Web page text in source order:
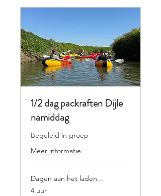
1/2 dag packraften Dijle
namiddag
Begeleid in groep
Meer informatie
Dagen aan het laden...
4 uur